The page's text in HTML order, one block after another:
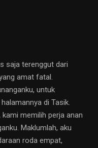
saja terenggut dari
amat fatal.
untuk
di Tasik.
memilih perja anan
Maklumlah, aku
roda empat,